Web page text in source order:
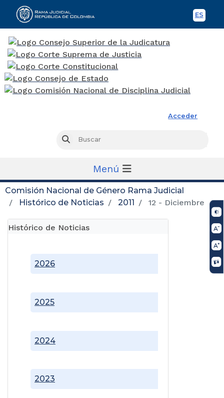
ES
Acceder
Buscar
Menú
Comisión Nacional de Género Rama Judicial
Histórico de Noticias
2011 12 - Diciembre
Histórico de Noticias
2023
2024
2025
2026